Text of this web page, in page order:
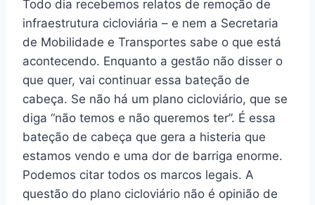
Todo dia recebemos relatos de remoção de
infraestrutura cicloviária – e nem a Secretaria
de Mobilidade e Transportes sabe o que está
acontecendo. Enquanto a gestão não disser o
que quer, vai continuar essa bateção de
cabeça. Se não há um plano cicloviário, que se
diga “não temos e não queremos ter”. É essa
bateção de cabeça que gera a histeria que
estamos vendo e uma dor de barriga enorme.
Podemos citar todos os marcos legais. A
questão do plano cicloviário não é opinião de